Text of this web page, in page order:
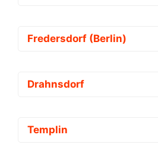
Fredersdorf (Berlin)
Drahnsdorf
Templin